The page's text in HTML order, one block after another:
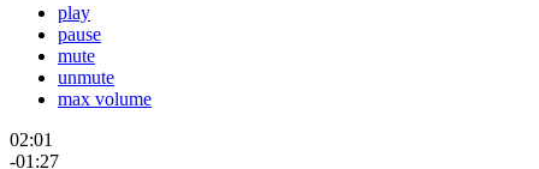
play
pause
mute
unmute
max volume
02:01
-01:27